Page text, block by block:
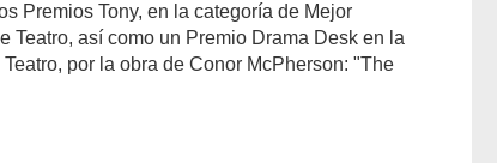
Premios Tony, en la categoría de Mejor
Teatro, así como un Premio Drama Desk en la
por la obra de Conor McPherson: "The